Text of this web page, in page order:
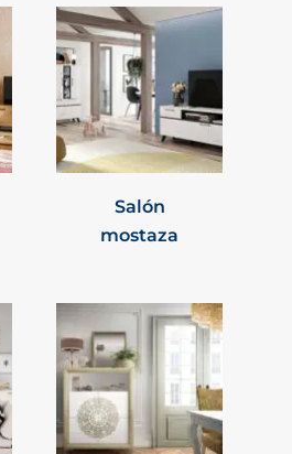
Salón
mostaza